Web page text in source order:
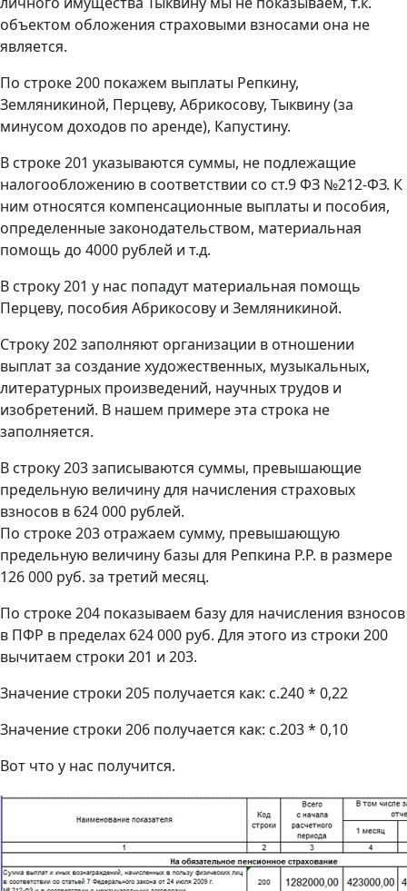
объектом обложения страховыми взносами она не
является.
По строке 200 покажем выплаты Репкину,
Земляникиной, Перцеву, Абрикосову, Тыквину (за
минусом доходов по аренде), Капустину.
В строке 201 указываются суммы, не подлежащие
налогообложению в соответствии со ст.9 ФЗ №212-ФЗ. К
ним относятся компенсационные выплаты и пособия,
определенные законодательством, материальная
помощь до 4000 рублей и т.д.
В строку 201 у нас попадут материальная помощь
Перцеву, пособия Абрикосову и Земляникиной.
Строку 202 заполняют организации в отношении
выплат за создание художественных, музыкальных,
литературных произведений, научных трудов и
изобретений. В нашем примере эта строка не
заполняется.
В строку 203 записываются суммы, превышающие
предельную величину для начисления страховых
взносов в 624 000 рублей.
По строке 203 отражаем сумму, превышающую
предельную величину базы для Репкина Р.Р. в размере
126 000 руб. за третий месяц.
По строке 204 показываем базу для начисления взносов
в ПФР в пределах 624 000 руб. Для этого из строки 200
вычитаем строки 201 и 203.
Значение строки 205 получается как: с.240 * 0,22
Значение строки 206 получается как: с.203 * 0,10
Вот что у нас получится.